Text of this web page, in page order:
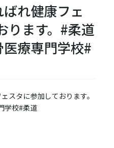
れ健康フェ
ります。#柔道
療専門学校#